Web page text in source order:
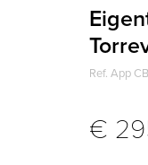
Ref. App
€